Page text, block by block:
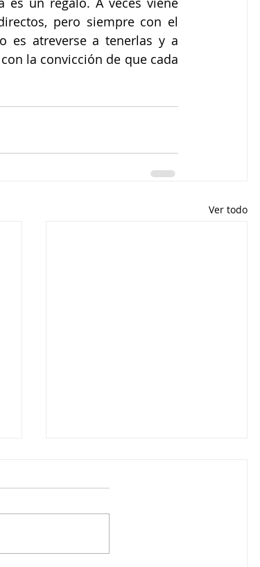
pero siempre con el
es atreverse a tenerlas y a
la convicción de que cada
Ver todo